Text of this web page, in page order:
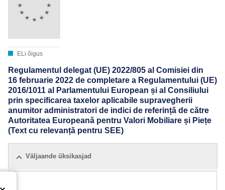
ELi õigus
Regulamentul delegat (UE) 2022/805 al Comisiei din
16 februarie 2022 de completare a Regulamentului (UE)
2016/1011 al Parlamentului European și al Consiliului
prin specificarea taxelor aplicabile supravegherii
anumitor administratori de indici de referință de către
Autoritatea Europeană pentru Valori Mobiliare și Piețe
(Text cu relevanță pentru SEE)
Väljaande üksikasjad